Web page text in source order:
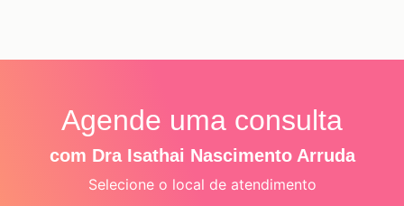
Agende uma consulta
com Dra Isathai Nascimento Arruda
Selecione o local de atendimento